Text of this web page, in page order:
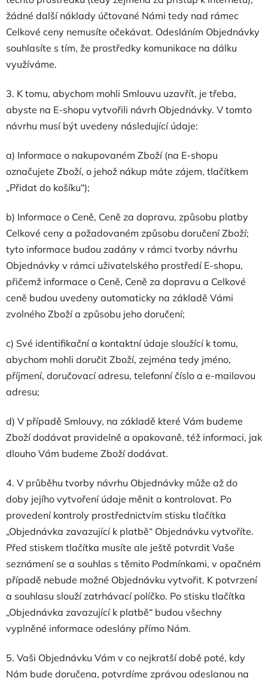
žádné další náklady účtované Námi tedy nad rámec
Celkové ceny nemusíte očekávat. Odesláním Objednávky
souhlasíte s tím, že prostředky komunikace na dálku
využíváme.
3. K tomu, abychom mohli Smlouvu uzavřít, je třeba,
abyste na E-shopu vytvořili návrh Objednávky. V tomto
návrhu musí být uvedeny následující údaje:
a) Informace o nakupovaném Zboží (na E-shopu
označujete Zboží, o jehož nákup máte zájem, tlačítkem
„Přidat do košíku“);
b) Informace o Ceně, Ceně za dopravu, způsobu platby
Celkové ceny a požadovaném způsobu doručení Zboží;
tyto informace budou zadány v rámci tvorby návrhu
Objednávky v rámci uživatelského prostředí E-shopu,
přičemž informace o Ceně, Ceně za dopravu a Celkové
ceně budou uvedeny automaticky na základě Vámi
zvolného Zboží a způsobu jeho doručení;
c) Své identifikační a kontaktní údaje sloužící k tomu,
abychom mohli doručit Zboží, zejména tedy jméno,
příjmení, doručovací adresu, telefonní číslo a e-mailovou
adresu;
d) V případě Smlouvy, na základě které Vám budeme
Zboží dodávat pravidelně a opakovaně, též informaci, jak
dlouho Vám budeme Zboží dodávat.
4. V průběhu tvorby návrhu Objednávky může až do
doby jejího vytvoření údaje měnit a kontrolovat. Po
provedení kontroly prostřednictvím stisku tlačítka
„Objednávka zavazující k platbě“ Objednávku vytvoříte.
Před stiskem tlačítka musíte ale ještě potvrdit Vaše
seznámení se a souhlas s těmito Podmínkami, v opačném
případě nebude možné Objednávku vytvořit. K potvrzení
a souhlasu slouží zatrhávací políčko. Po stisku tlačítka
„Objednávka zavazující k platbě“ budou všechny
vyplněné informace odeslány přímo Nám.
5. Vaši Objednávku Vám v co nejkratší době poté, kdy
Nám bude doručena, potvrdíme zprávou odeslanou na